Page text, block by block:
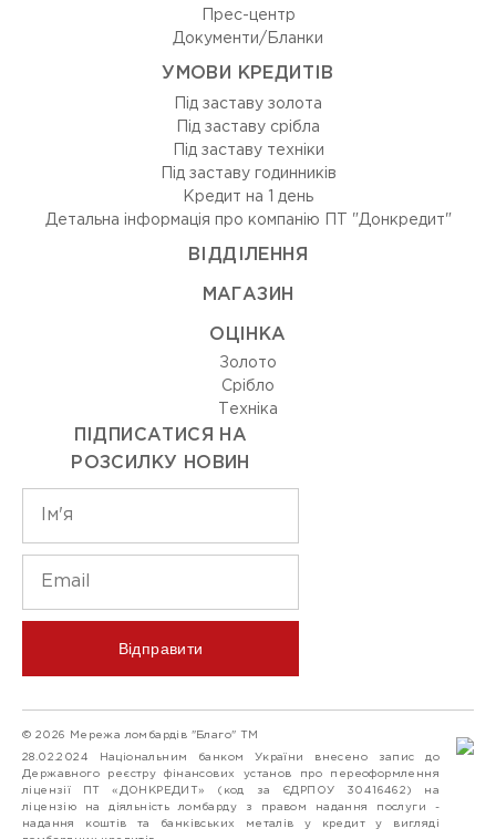
Прес-центр
Документи/Бланки
УМОВИ КРЕДИТІВ
Під заставу золота
Під заставу срібла
Під заставу техніки
Під заставу годинників
Кредит на 1 день
Детальна інформація про компанію ПТ "Донкредит"
ВIДДIЛЕННЯ
МАГАЗИН
ОЦIНКА
Золото
Срiбло
Технiка
ПІДПИСАТИСЯ НА
РОЗСИЛКУ НОВИН
Відправити
© 2026 Мережа ломбардів "Благо" ТМ
28.02.2024 Національним банком України внесено запис до
Державного реєстру фінансових установ про переоформлення
ліцензії ПТ «ДОНКРЕДИТ» (код за ЄДРПОУ 30416462) на
ліцензію на діяльність ломбарду з правом надання послуги -
надання коштів та банківських металів у кредит у вигляді